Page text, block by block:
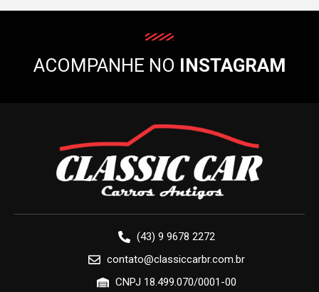
ACOMPANHE NO INSTAGRAM
(43) 9 9678 2272
contato@classiccarbr.com.br
CNPJ 18.499.070/0001-00